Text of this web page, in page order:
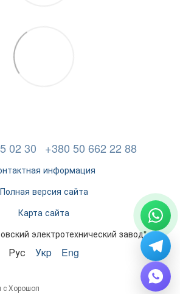
02 30 +380 50 662 22 88
информация
Полная версия сайта
Карта сайта
электротехнический завод"
Рус Укр Eng
с Хорошоп